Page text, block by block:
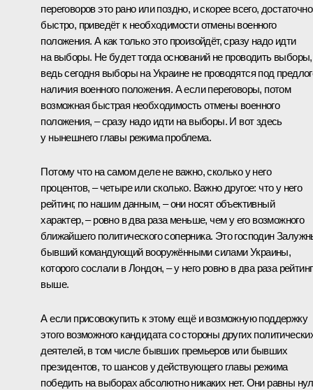
переговоров это рано или поздно, и скорее всего, достаточно
быстро, приведёт к необходимости отмены военного
положения. А как только это произойдёт, сразу надо идти
на выборы. Не будет тогда оснований не проводить выборы,
ведь сегодня выборы на Украине не проводятся под
наличия военного положения. А если переговоры, потом
возможная быстрая необходимость отмены военного
положения, – сразу надо идти на выборы. И вот здесь
у нынешнего главы режима проблема.
Потому что на самом деле не важно, сколько у него
процентов, – четыре или сколько. Важно другое: что у него
рейтинг, по нашим данным, – они носят объективный
характер, – ровно в два раза меньше, чем у его возможного
ближайшего политического соперника. Это господин
бывший командующий вооружёнными силами Украины,
которого сослали в Лондон, – у него ровно в два раза рейтинг
выше.
А если присовокупить к этому ещё и возможную поддержку
этого возможного кандидата со стороны других
деятелей, в том числе бывших премьеров или бывших
президентов, то шансов у действующего главы режима
победить на выборах абсолютно никаких нет. Они равны